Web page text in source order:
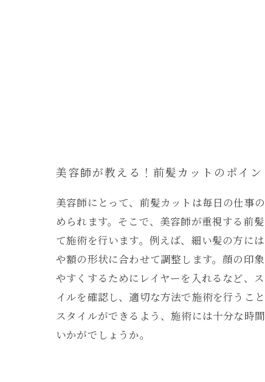
美容師が教える！前髪カットのポイン
美容師にとって、前髪カットは毎日の仕事
められます。そこで、美容師が重視する前
て施術を行います。例えば、細い髪の方に
や額の形状に合わせて調整します。顔の印
やすくするためにレイヤーを入れるなど、
イルを確認し、適切な方法で施術を行うこ
スタイルができるよう、施術には十分な時
いかがでしょうか。